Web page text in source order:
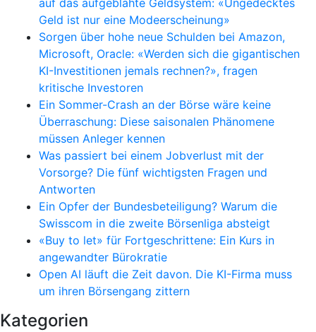
auf das aufgeblähte Geldsystem: «Ungedecktes
Geld ist nur eine Modeerscheinung»
Sorgen über hohe neue Schulden bei Amazon,
Microsoft, Oracle: «Werden sich die gigantischen
KI-Investitionen jemals rechnen?», fragen
kritische Investoren
Ein Sommer-Crash an der Börse wäre keine
Überraschung: Diese saisonalen Phänomene
müssen Anleger kennen
Was passiert bei einem Jobverlust mit der
Vorsorge? Die fünf wichtigsten Fragen und
Antworten
Ein Opfer der Bundesbeteiligung? Warum die
Swisscom in die zweite Börsenliga absteigt
«Buy to let» für Fortgeschrittene: Ein Kurs in
angewandter Bürokratie
Open AI läuft die Zeit davon. Die KI-Firma muss
um ihren Börsengang zittern
Kategorien